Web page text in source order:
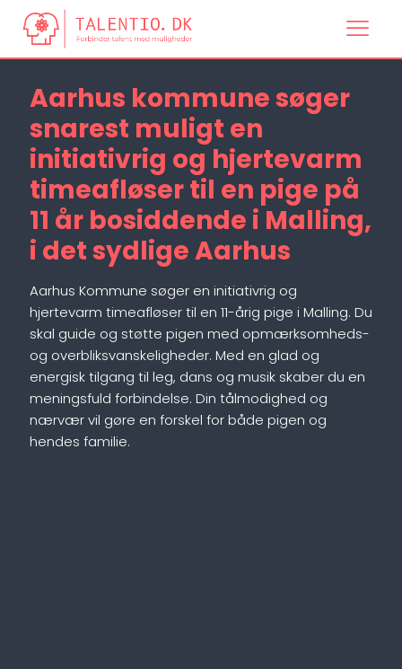
Aarhus kommune søger
snarest muligt en
initiativrig og hjertevarm
timeafløser til en pige på
11 år bosiddende i Malling,
i det sydlige Aarhus
Aarhus Kommune søger en initiativrig og
hjertevarm timeafløser til en 11-årig pige i Malling. Du
skal guide og støtte pigen med opmærksomheds-
og overbliksvanskeligheder. Med en glad og
energisk tilgang til leg, dans og musik skaber du en
meningsfuld forbindelse. Din tålmodighed og
nærvær vil gøre en forskel for både pigen og
hendes familie.